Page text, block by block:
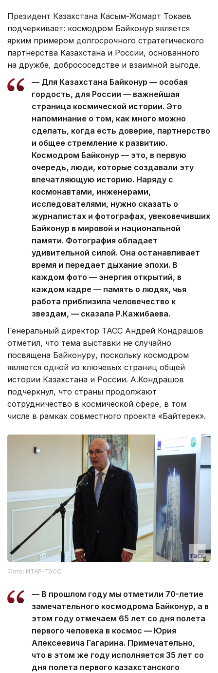
Президент Казахстана Касым-Жомарт Токаев
подчеркивает: космодром Байконур является
ярким примером долгосрочного стратегического
партнерства Казахстана и России, основанного
на дружбе, добрососедстве и взаимной выгоде.
— Для Казахстана Байконур — особая
гордость, для России — важнейшая
страница космической истории. Это
напоминание о том, как много можно
сделать, когда есть доверие, партнерство
и общее стремление к развитию.
Космодром Байконур — это, в первую
очередь, люди, которые создавали эту
впечатляющую историю. Наряду с
космонавтами, инженерами,
исследователями, нужно сказать о
журналистах и фотографах, увековечивших
Байконур в мировой и национальной
памяти. Фотография обладает
удивительной силой. Она останавливает
время и передает дыхание эпохи. В
каждом фото — энергия открытий, в
каждом кадре — память о людях, чья
работа приблизила человечество к
звездам, — сказала Р.Кажибаева.
Генеральный директор ТАСС Андрей Кондрашов
отметил, что тема выставки не случайно
посвящена Байконуру, поскольку космодром
является одной из ключевых страниц общей
истории Казахстана и России. А.Кондрашов
подчеркнул, что страны продолжают
сотрудничество в космической сфере, в том
числе в рамках совместного проекта «Байтерек».
Фото: ИТАР-ТАСС
— В прошлом году мы отметили 70-летие
замечательного космодрома Байконур, а в
этом году отмечаем 65 лет со дня полета
первого человека в космос — Юрия
Алексеевича Гагарина. Примечательно,
что в этом же году исполняется 35 лет со
дня полета первого казахстанского